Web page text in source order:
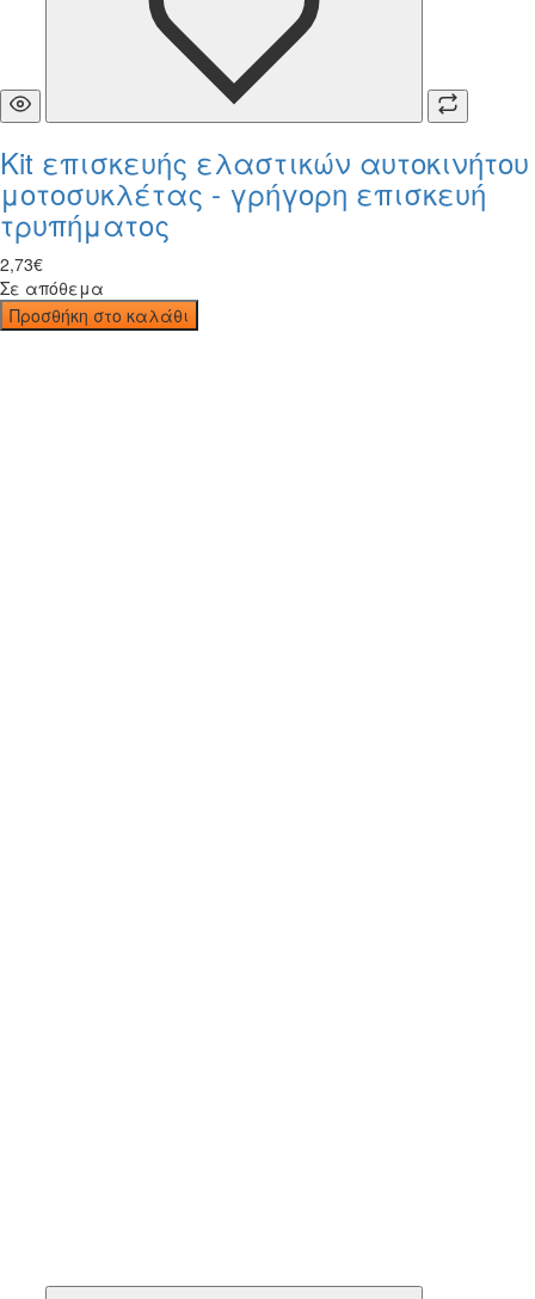
Kit επισκευής ελαστικών αυτοκινήτου
μοτοσυκλέτας - γρήγορη επισκευή
τρυπήματος
2,73€
Σε απόθεμα
Προσθήκη στο καλάθι